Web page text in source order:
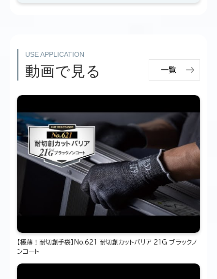
USE APPLICATION
動画で見る 一覧
【極薄！耐切創手袋】No.621 耐切創カットバリア 21G ブラックノ
ンコート